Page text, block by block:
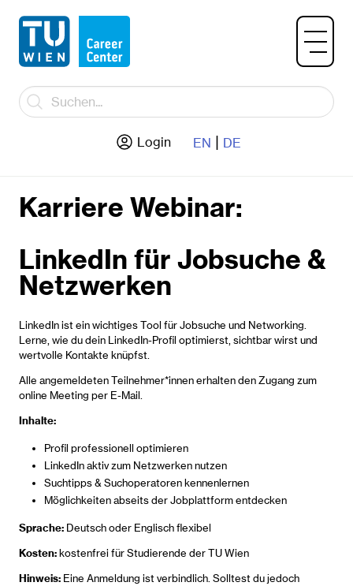
Login EN | DE
Karriere Webinar:
LinkedIn für Jobsuche &
Netzwerken
LinkedIn ist ein wichtiges Tool für Jobsuche und Networking.
Lerne, wie du dein LinkedIn-Profil optimierst, sichtbar wirst und
wertvolle Kontakte knüpfst.
Alle angemeldeten Teilnehmer*innen erhalten den Zugang zum
online Meeting per E-Mail.
Inhalte:
Profil professionell optimieren
LinkedIn aktiv zum Netzwerken nutzen
Suchtipps & Suchoperatoren kennenlernen
Möglichkeiten abseits der Jobplattform entdecken
Sprache: Deutsch oder Englisch flexibel
Kosten:kostenfrei für Studierende der TU Wien
Hinweis: Eine Anmeldung ist verbindlich. Solltest du jedoch